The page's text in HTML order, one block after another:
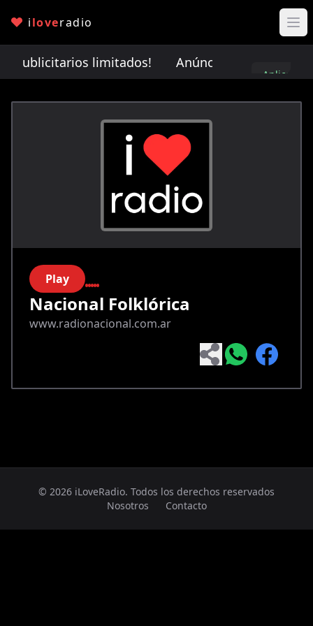
iloveradio
publicitarios limitados!Anúnciate con nosotros.
Aplica
Play
Nacional Folklórica
www.radionacional.com.ar
© 2026 iLoveRadio. Todos los derechos reservados
Nosotros
Contacto